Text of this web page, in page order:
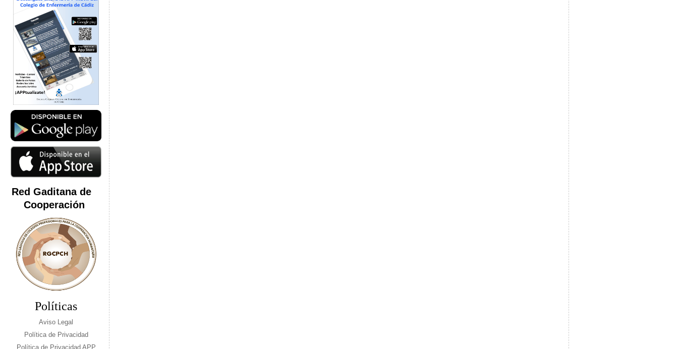
Red Gaditana de
Cooperación
Políticas
Aviso Legal
Política de Privacidad
Política de Privacidad APP